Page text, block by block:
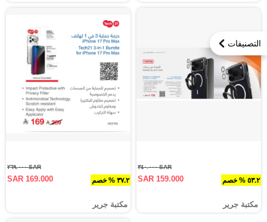
التصنيفات
٥٣.٢ % خصم
SAR ٣٤٠.٠٠٠
SAR 159.000
مكتبة جرير
٣٧.٢ % خصم
SAR ٢٦٩.٠٠٠
SAR 169.000
مكتبة جرير